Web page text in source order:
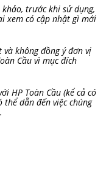
trước khi sử dụng,
xem có cập nhật gì mới
và không đồng ý đơn vị
Cầu vì mục đích
HP Toàn Cầu (kể cả có
thể dẫn đến việc chúng